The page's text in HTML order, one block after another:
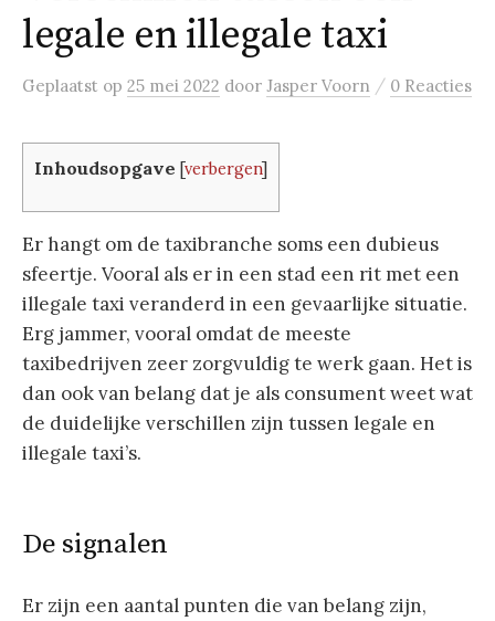
legale en illegale taxi
Geplaatst op 25 mei 2022 door Jasper Voorn / 0 Reacties
Inhoudsopgave [verbergen]
Er hangt om de taxibranche soms een dubieus
sfeertje. Vooral als er in een stad een rit met een
illegale taxi veranderd in een gevaarlijke situatie.
Erg jammer, vooral omdat de meeste
taxibedrijven zeer zorgvuldig te werk gaan. Het is
dan ook van belang dat je als consument weet wat
de duidelijke verschillen zijn tussen legale en
illegale taxi’s.
De signalen
Er zijn een aantal punten die van belang zijn,